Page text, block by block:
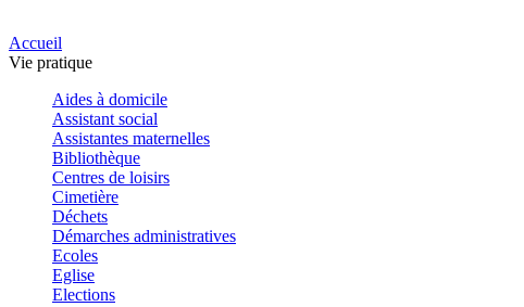
Accueil
Vie pratique
Aides à domicile
Assistant social
Assistantes maternelles
Bibliothèque
Centres de loisirs
Cimetière
Déchets
Démarches administratives
Ecoles
Eglise
Elections